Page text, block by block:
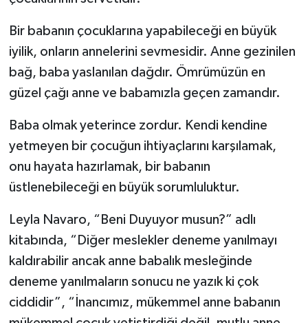
Bir babanın çocuklarına yapabileceği en büyük
iyilik, onların annelerini sevmesidir. Anne gezinilen
bağ, baba yaslanılan dağdır. Ömrümüzün en
güzel çağı anne ve babamızla geçen zamandır.
Baba olmak yeterince zordur. Kendi kendine
yetmeyen bir çocuğun ihtiyaçlarını karşılamak,
onu hayata hazırlamak, bir babanın
üstlenebileceği en büyük sorumluluktur.
Leyla Navaro, “Beni Duyuyor musun?” adlı
kitabında, “Diğer meslekler deneme yanılmayı
kaldırabilir ancak anne babalık mesleğinde
deneme yanılmaların sonucu ne yazık ki çok
ciddidir”, “İnancımız, mükemmel anne babanın